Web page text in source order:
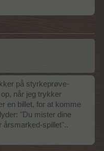
på styrkeprøve-
når jeg trykker
en billet, for at komme
"Du mister dine
årsmarked-spillet"..